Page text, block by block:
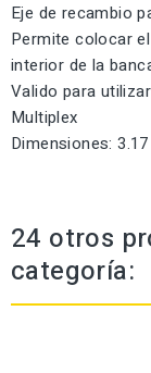
Eje de recambio
Permite colocar
interior de la
Valido para
Multiplex
Dimensiones:
24 otros
categoría: